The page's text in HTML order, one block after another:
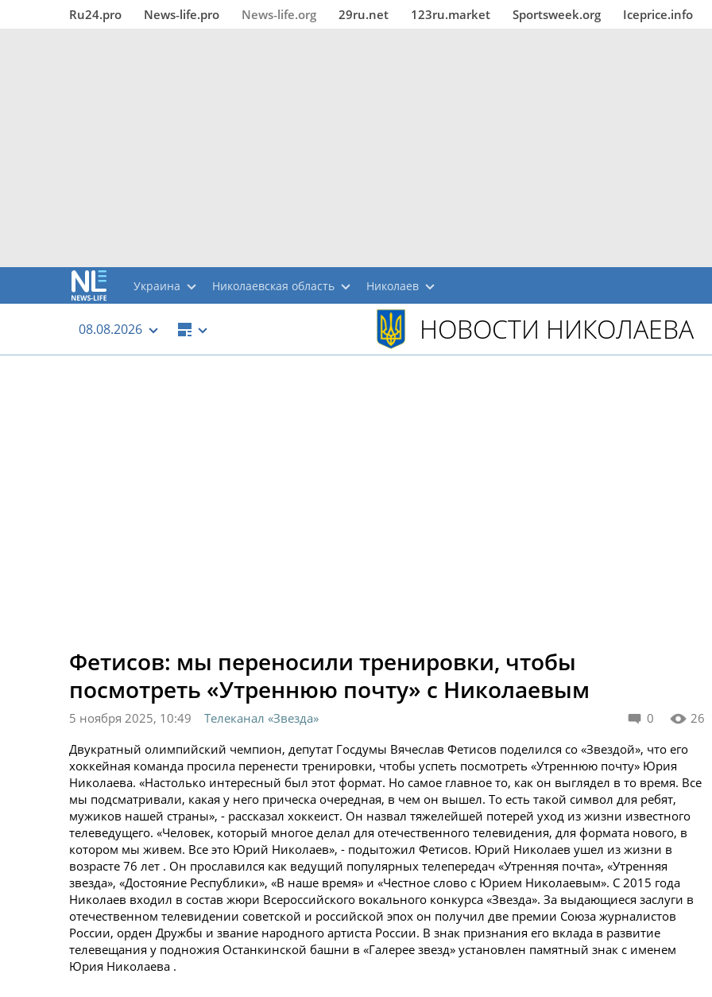
Ru24.pro News‑life.pro News‑life.org 29ru.net 123ru.market Sportsweek.org Iceprice.info
Украина Николаевская область Николаев
08.08.2026 НОВОСТИ НИКОЛАЕВА
Фетисов: мы переносили тренировки, чтобы
посмотреть «Утреннюю почту» с Николаевым
0 26
5 ноября 2025, 10:49
Телеканал «Звезда»
Двукратный олимпийский чемпион, депутат Госдумы Вячеслав Фетисов поделился со «Звездой», что его
хоккейная команда просила перенести тренировки, чтобы успеть посмотреть «Утреннюю почту» Юрия
Николаева. «Настолько интересный был этот формат. Но самое главное то, как он выглядел в то время. Все
мы подсматривали, какая у него прическа очередная, в чем он вышел. То есть такой символ для ребят,
мужиков нашей страны», - рассказал хоккеист. Он назвал тяжелейшей потерей уход из жизни известного
телеведущего. «Человек, который многое делал для отечественного телевидения, для формата нового, в
котором мы живем. Все это Юрий Николаев», - подытожил Фетисов. Юрий Николаев ушел из жизни в
возрасте 76 лет . Он прославился как ведущий популярных телепередач «Утренняя почта», «Утренняя
звезда», «Достояние Республики», «В наше время» и «Честное слово с Юрием Николаевым». С 2015 года
Николаев входил в состав жюри Всероссийского вокального конкурса «Звезда». За выдающиеся заслуги в
отечественном телевидении советской и российской эпох он получил две премии Союза журналистов
России, орден Дружбы и звание народного артиста России. В знак признания его вклада в развитие
телевещания у подножия Останкинской башни в «Галерее звезд» установлен памятный знак с именем
Юрия Николаева .